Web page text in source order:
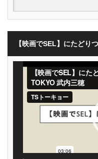
【映画でSEL】にたどり
動